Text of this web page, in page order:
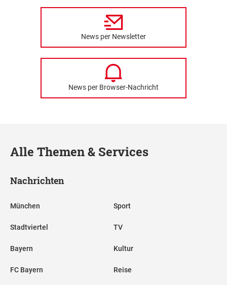
News per Newsletter
News per Browser-Nachricht
Alle Themen & Services
Nachrichten
München
Stadtviertel
Bayern
FC Bayern
Sport
TV
Kultur
Reise